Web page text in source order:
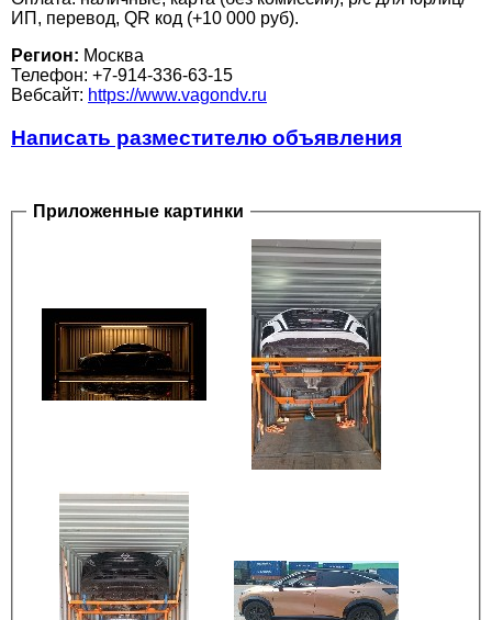
ИП, перевод, QR код (+10 000 руб).
Регион: Москва
Телефон: +7-914-336-63-15
Вебсайт: https://www.vagondv.ru
Написать разместителю объявления
Приложенные картинки